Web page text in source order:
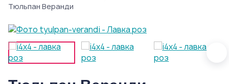
Тюльпан Веранди